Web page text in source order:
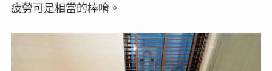
疲勞可是相當的棒唷。